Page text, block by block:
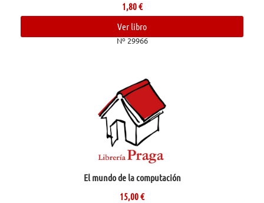
1,80€
Ver libro
Nº 29966
El mundo de la computación
15,00€